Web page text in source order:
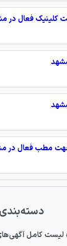
کلینیک فعال در
جهت مطب فعال در
لیست کامل